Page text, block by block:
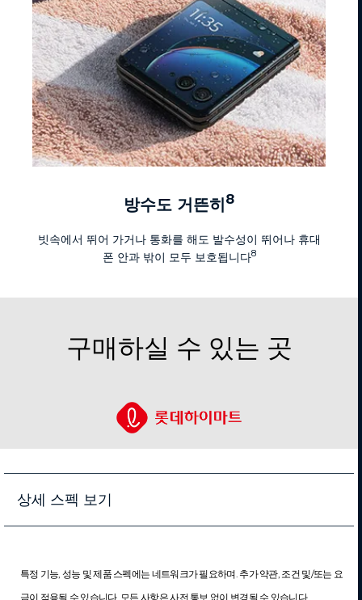
방수도 거뜬히8
빗속에서 뛰어 가거나 통화를 해도 발수성이 뛰어나 휴대
폰 안과 밖이 모두 보호됩니다8
구매하실 수 있는 곳
상세 스펙 보기
특정 기능, 성능 및 제품 스펙에는 네트워크가 필요하며. 추가 약관, 조건 및/또는 요
금이 적용될 수 있습니다. 모든 사항은 사전 통보 없이 변경될 수 있습니다.